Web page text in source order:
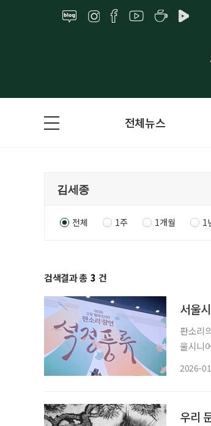
전체뉴스
전체 1주 1개월 1
검색결과 총 3 건
서울
판소리
울시니
2026-
우리